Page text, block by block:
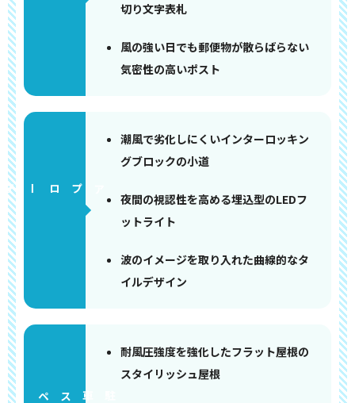
切り文字表札
風の強い日でも郵便物が散らばらない
気密性の高いポスト
アプローチ
潮風で劣化しにくいインターロッキン
グブロックの小道
夜間の視認性を高める埋込型のLEDフ
ットライト
波のイメージを取り入れた曲線的なタ
イルデザイン
耐風圧強度を強化したフラット屋根の
スタイリッシュ屋根